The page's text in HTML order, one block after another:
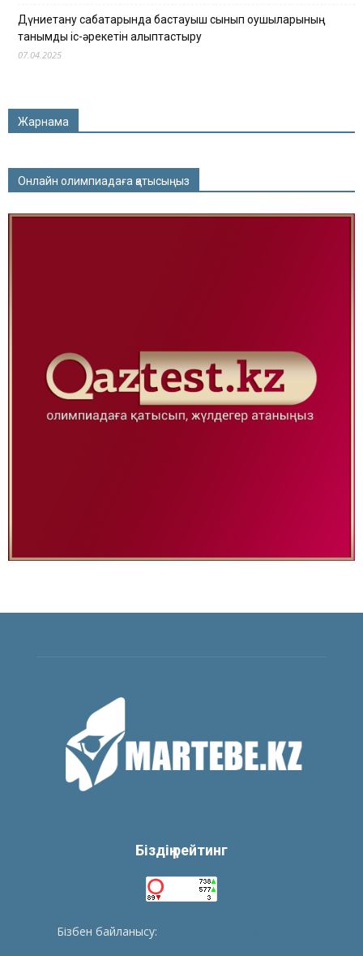
Дүниетану сабақтарында бастауыш сынып оқушыларының
танымдық іс-әрекетін қалыптастыру
07.04.2025
Жарнама
Онлайн олимпиадаға қатысыңыз
Біздің рейтинг
Бізбен байланысу: